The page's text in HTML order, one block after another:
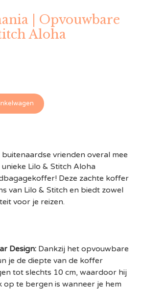
| Opvouwbare
Aloha
vrienden overal mee
Lilo & Stitch Aloha
Deze zachte koffer
van Lilo & Stitch en biedt zowel
voor je reizen.
Design: Dankzij het opvouwbare
je de diepte van de koffer
tot slechts 10 cm, waardoor hij
op te bergen is wanneer je hem